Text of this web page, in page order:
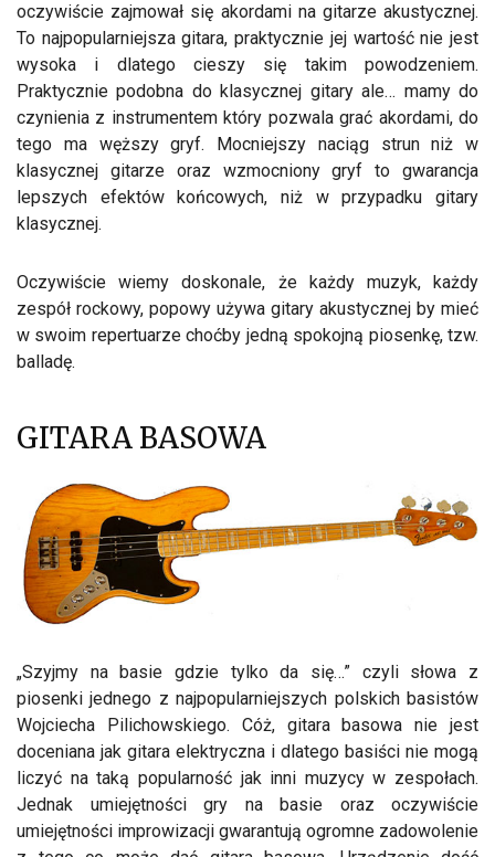
oczywiście zajmował się akordami na gitarze akustycznej.
To najpopularniejsza gitara, praktycznie jej wartość nie jest
wysoka i dlatego cieszy się takim powodzeniem.
Praktycznie podobna do klasycznej gitary ale… mamy do
czynienia z instrumentem który pozwala grać akordami, do
tego ma węższy gryf. Mocniejszy naciąg strun niż w
klasycznej gitarze oraz wzmocniony gryf to gwarancja
lepszych efektów końcowych, niż w przypadku gitary
klasycznej.
Oczywiście wiemy doskonale, że każdy muzyk, każdy
zespół rockowy, popowy używa gitary akustycznej by mieć
w swoim repertuarze choćby jedną spokojną piosenkę, tzw.
balladę.
GITARA BASOWA
„Szyjmy na basie gdzie tylko da się…” czyli słowa z
piosenki jednego z najpopularniejszych polskich basistów
Wojciecha Pilichowskiego. Cóż, gitara basowa nie jest
doceniana jak gitara elektryczna i dlatego basiści nie mogą
liczyć na taką popularność jak inni muzycy w zespołach.
Jednak umiejętności gry na basie oraz oczywiście
umiejętności improwizacji gwarantują ogromne zadowolenie